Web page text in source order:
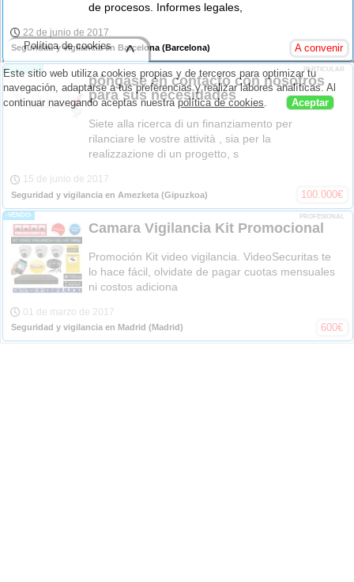
de procesos. Informes legales,
22 de junio de 2017
Seguridad y vigilancia en Barcelona(Barcelona) A convenir
-OFREZCO- PARTICULAR
póngase en contacto con nosotros
para sus necesidades
Siete alla ricerca di un finanziamento per
rilanciare le vostre attività , sia per la
realizzazione di un progetto, s
15 de junio de 2017
Seguridad y vigilancia en Amezketa (Gipuzkoa) 100.000€
-VENDO- PROFESIONAL
Camara Vigilancia Kit Promocional
Promoción Kit video vigilancia. VideoSecuritas te
lo hace fácil, olvidate de pagar cuotas mensuales
ni costos adiciona
01 de marzo de 2017
Seguridad y vigilancia en Madrid (Madrid) 600€
Este sitio web utiliza cookies propias y de terceros para optimizar tu
navegación, adaptarse a tus preferencias y realizar labores analíticas. Al
continuar navegando aceptas nuestrapolítica de cookies. Aceptar
Política de cookies ^